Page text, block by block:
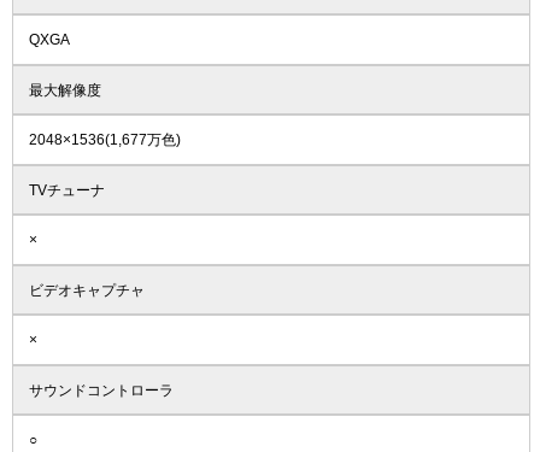
QXGA
最大解像度
2048×1536(1,677万色)
TVチューナ
×
ビデオキャプチャ
×
サウンドコントローラ
○